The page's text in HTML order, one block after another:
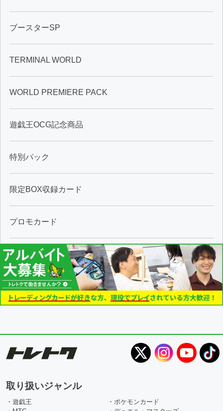
ブースターSP
TERMINAL WORLD
WORLD PREMIERE PACK
遊戯王OCG記念商品
特別パック
限定BOX収録カード
プロモカード
取り扱いジャンル
・遊戯王
・ポケモンカード